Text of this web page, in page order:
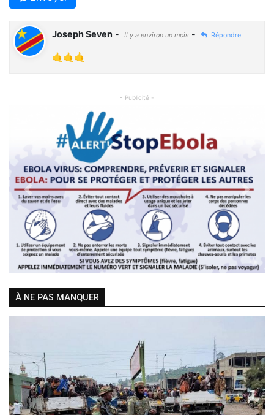
Joseph Seven - Il y a environ un mois - Répondre
🤙🤙🤙
- Publicité -
Previous Next
À NE PAS MANQUER